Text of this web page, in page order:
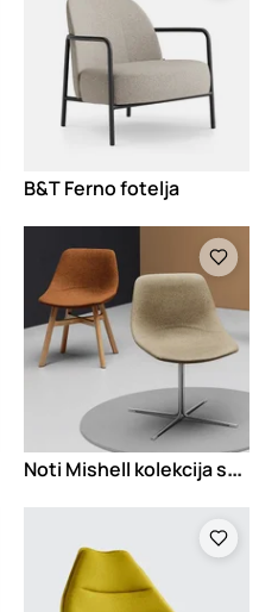
B&T Ferno fotelja
N
oti Mishell kolekcija stolica i fotelja